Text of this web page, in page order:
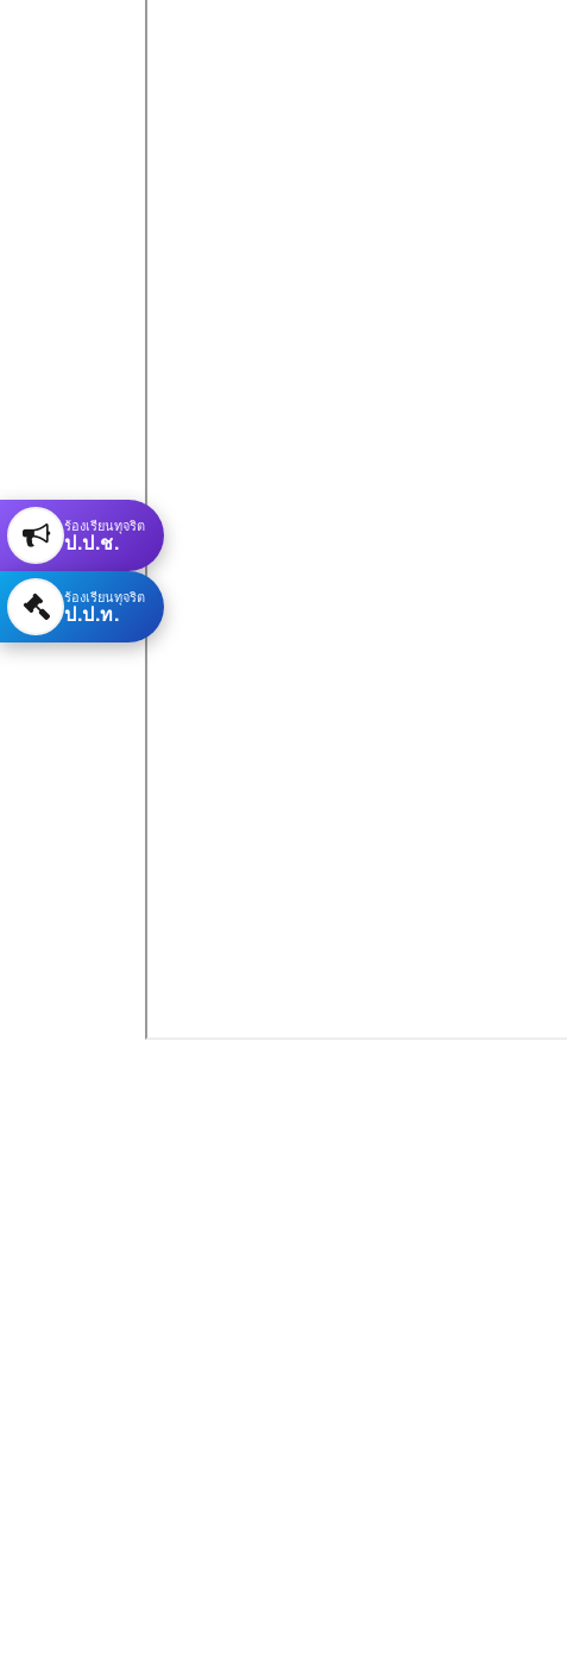
ร้องเรียนทุจริต
ป.ป.ช.
ร้องเรียนทุจริต
ป.ป.ท.